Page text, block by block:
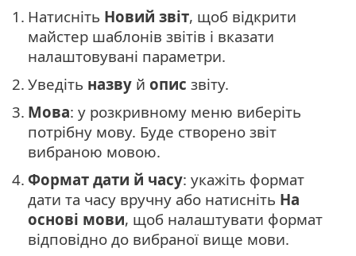
1. Натисніть Новий звіт, щоб відкрити
майстер шаблонів звітів і вказати
налаштовувані параметри.
2. Уведіть назву й опис звіту.
3. Мова: у розкривному меню виберіть
потрібну мову. Буде створено звіт
вибраною мовою.
4. Формат дати й часу: укажіть формат
дати та часу вручну або натисніть На
основі мови, щоб налаштувати формат
відповідно до вибраної вище мови.